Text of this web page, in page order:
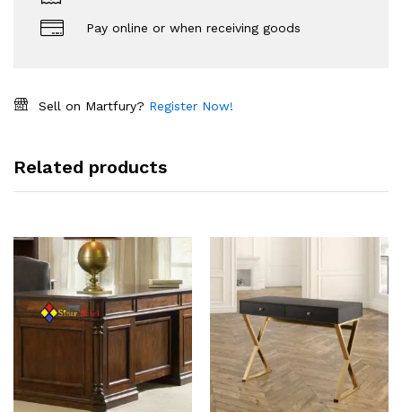
Pay online or when receiving goods
Sell on Martfury? Register Now!
Related products